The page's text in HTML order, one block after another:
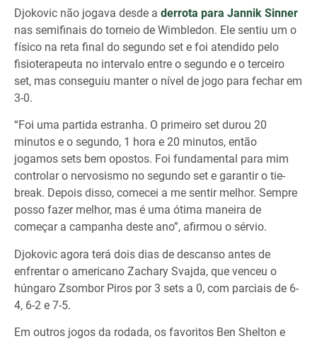
Djokovic não jogava desde a derrota para Jannik Sinner
nas semifinais do torneio de Wimbledon. Ele sentiu um o
físico na reta final do segundo set e foi atendido pelo
fisioterapeuta no intervalo entre o segundo e o terceiro
set, mas conseguiu manter o nível de jogo para fechar em
3-0.
“Foi uma partida estranha. O primeiro set durou 20
minutos e o segundo, 1 hora e 20 minutos, então
jogamos sets bem opostos. Foi fundamental para mim
controlar o nervosismo no segundo set e garantir o tie-
break. Depois disso, comecei a me sentir melhor. Sempre
posso fazer melhor, mas é uma ótima maneira de
começar a campanha deste ano”, afirmou o sérvio.
Djokovic agora terá dois dias de descanso antes de
enfrentar o americano Zachary Svajda, que venceu o
húngaro Zsombor Piros por 3 sets a 0, com parciais de 6-
4, 6-2 e 7-5.
Em outros jogos da rodada, os favoritos Ben Shelton e